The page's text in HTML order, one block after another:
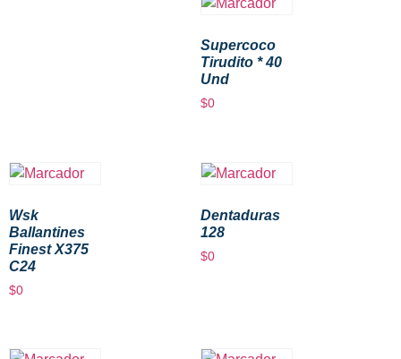
Supercoco
Tirudito * 40
Und
$0
Wsk
Ballantines
Finest X375
C24
$0
Dentaduras
128
$0